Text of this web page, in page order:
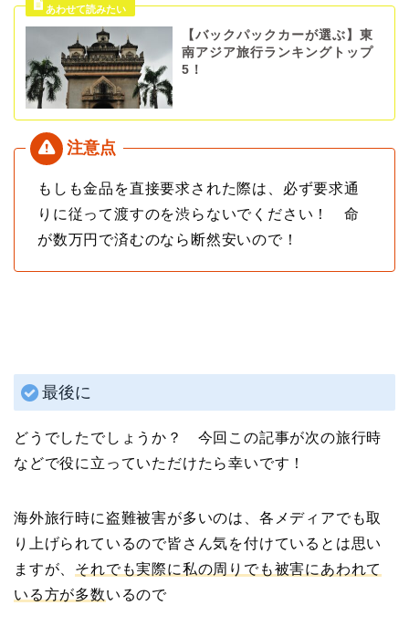
【バックパックカーが選ぶ】東
南アジア旅行ランキングトップ
5！
もしも金品を直接要求された際は、必ず要求通
りに従って渡すのを渋らないでください！ 命
が数万円で済むのなら断然安いので！
最後に
どうでしたでしょうか？ 今回この記事が次の旅行時
などで役に立っていただけたら幸いです！
海外旅行時に盗難被害が多いのは、各メディアでも取
り上げられているので皆さん気を付けているとは思い
ますが、 それでも実際に私の周りでも被害にあわれて
いる方が多数いるので